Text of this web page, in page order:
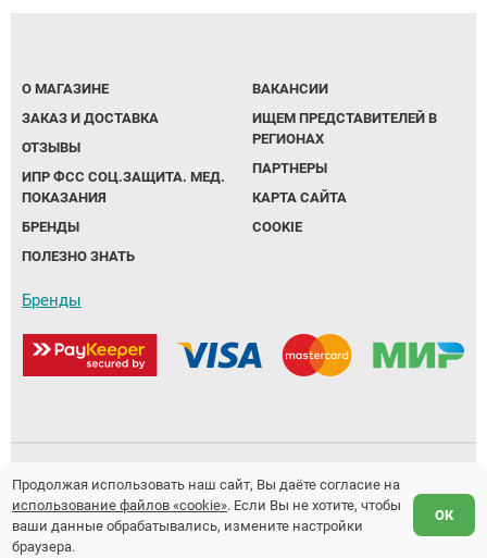
О МАГАЗИНЕ
ЗАКАЗ И ДОСТАВКА
ОТЗЫВЫ
ИПР ФСС СОЦ.ЗАЩИТА. МЕД.
ПОКАЗАНИЯ
БРЕНДЫ
ПОЛЕЗНО ЗНАТЬ
ВАКАНСИИ
ИЩЕМ ПРЕДСТАВИТЕЛЕЙ В
РЕГИОНАХ
ПАРТНЕРЫ
КАРТА САЙТА
COOKIE
Бренды
Политика обработки персональных данных
Предложение не является публичной офертой.
Продолжая использовать наш сайт, Вы даёте согласие на
использование файлов «cookie». Если Вы не хотите, чтобы
ваши данные обрабатывались, измените настройки
браузера.
ОК